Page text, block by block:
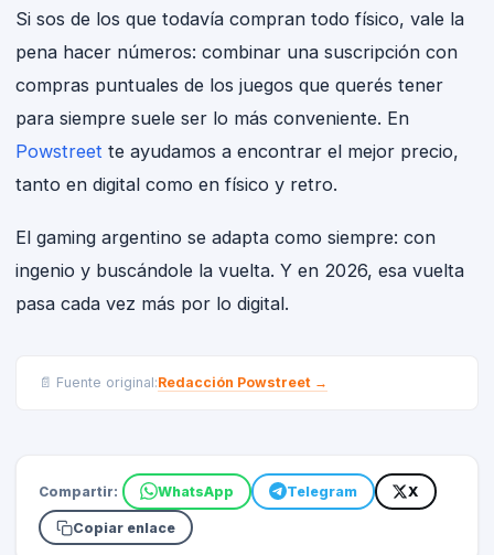
Si sos de los que todavía compran todo físico, vale la
pena hacer números: combinar una suscripción con
compras puntuales de los juegos que querés tener
para siempre suele ser lo más conveniente. En
Powstreet te ayudamos a encontrar el mejor precio,
tanto en digital como en físico y retro.
El gaming argentino se adapta como siempre: con
ingenio y buscándole la vuelta. Y en 2026, esa vuelta
pasa cada vez más por lo digital.
📄 Fuente original:Redacción Powstreet →
Compartir: WhatsApp Telegram X
Copiar enlace